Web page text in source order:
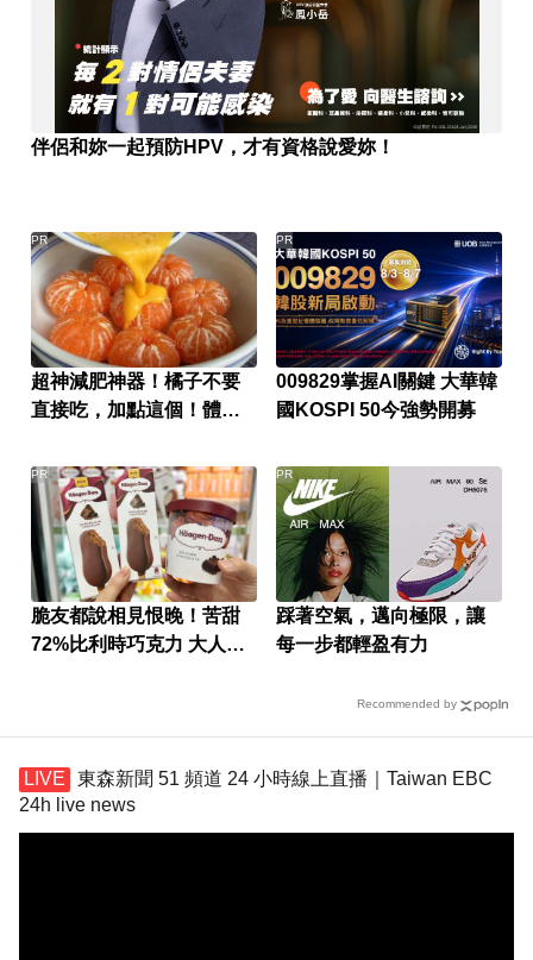
伴侶和妳一起預防HPV，才有資格說愛妳！
超神減肥神器！橘子不要
直接吃，加點這個！體重
PR
009829掌握AI關鍵 大華韓
國KOSPI 50今強勢開募
PR
脆友都說相見恨晚！苦甜
72%比利時巧克力 大人味
PR
踩著空氣，邁向極限，讓
每一步都輕盈有力
PR
Recommended by
東森新聞 51 頻道 24 小時線上直播｜Taiwan EBC
24h live news